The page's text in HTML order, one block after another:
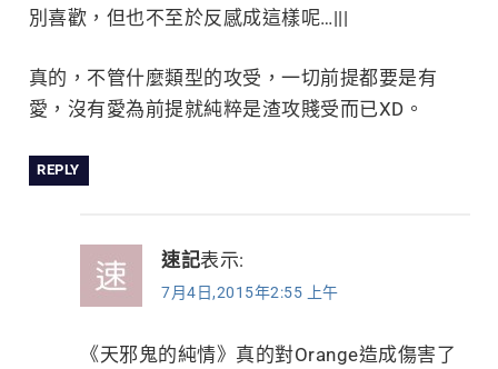
別喜歡，但也不至於反感成這樣呢…|||
真的，不管什麼類型的攻受，一切前提都要是有
愛，沒有愛為前提就純粹是渣攻賤受而已XD。
REPLY
速記表示:
7月4日,2015年2:55 上午
《天邪鬼的純情》真的對Orange造成傷害了